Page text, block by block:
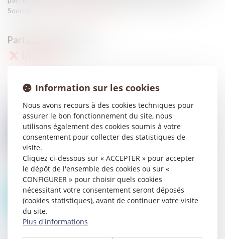
Source :
Sanctions du remboursement fautif de son compte
courant par le dirigeant d'une société en difficulté
21 DÉC.
Droits d'auteur et influenceurs
07 AVR.
Information sur les cookies
Nous avons recours à des cookies techniques pour
assurer le bon fonctionnement du site, nous
utilisons également des cookies soumis à votre
consentement pour collecter des statistiques de
visite.
Cliquez ci-dessous sur « ACCEPTER » pour accepter
le dépôt de l'ensemble des cookies ou sur «
CONFIGURER » pour choisir quels cookies
nécessitant votre consentement seront déposés
(cookies statistiques), avant de continuer votre visite
du site.
Plus d'informations